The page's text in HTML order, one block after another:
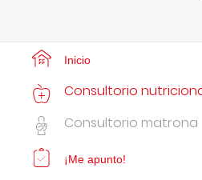
Inicio
Consultorio
Consultorio matrona
¡Me apunto!